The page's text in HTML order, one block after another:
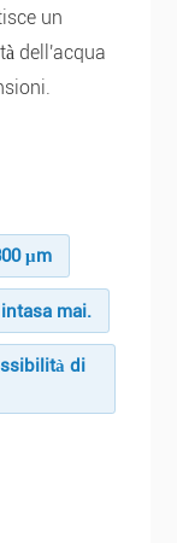
un
dell'acqua
μm
mai.
di